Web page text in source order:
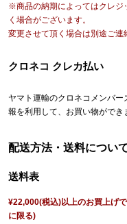
※商品の納期によってはクレジ
く場合がございます。
変更させて頂く場合は別途ご連
クロネコ クレカ払い
ヤマト運輸のクロネコメンバ
報を利用して、お買い物ができ
配送方法・送料につい
送料表
¥22,000(税込)以上のお買上げ
に限る)